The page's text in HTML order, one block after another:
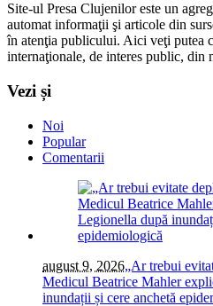
Site-ul Presa Clujenilor este un
automat informaţii şi articole din
în atenţia publicului. Aici veţi putea
internaţionale, de interes public, din
Vezi și
Noi
Popular
Comentarii
august 9, 2026„Ar trebui
Medicul Beatrice Mahler
inundații și cere anchetă